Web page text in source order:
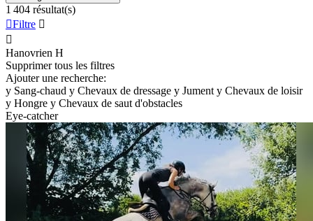
1 404 résultat(s)
Filtre 

Hanovrien H
Supprimer tous les filtres
Ajouter une recherche:
y Sang-chaud y Chevaux de dressage y Jument y Chevaux de loisir
y Hongre y Chevaux de saut d'obstacles
Eye-catcher